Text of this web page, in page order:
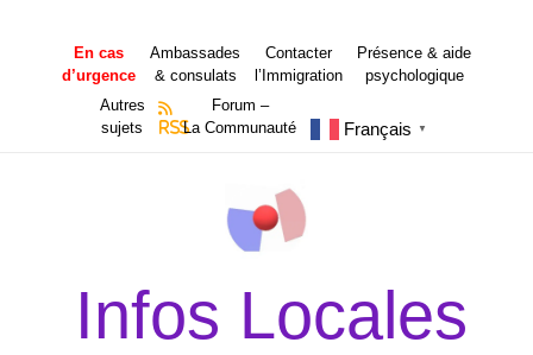
contenu
En cas
d’urgence
Ambassades
& consulats
Contacter
l’Immigration
Présence & aide
psychologique
Autres
sujets
RSS
Forum –
La Communauté
Français ▼
Infos Locales